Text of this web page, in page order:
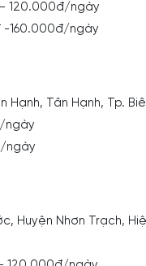
120.000đ/ngày
-160.000đ/ngày
Hạnh, Tân Hạnh, Tp.
ngày
ngày
Huyện Nhơn Trạch,